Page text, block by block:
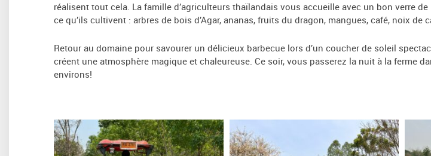
réalisent tout cela. La famille d’agriculteurs thaïlandais vous accueille avec un bon verre
ce qu’ils cultivent : arbres de bois d’Agar, ananas, fruits du dragon, mangues, café, noix
Retour au domaine pour savourer un délicieux barbecue lors d’un coucher de soleil
créent une atmosphère magique et chaleureuse. Ce soir, vous passerez la nuit à la ferme
environs!